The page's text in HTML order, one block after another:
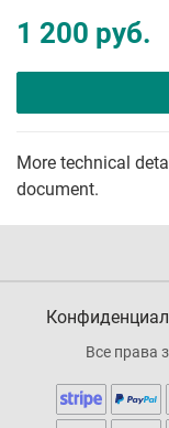
1 200 руб.
More technical
document.
Все права